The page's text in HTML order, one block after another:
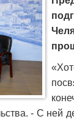
- С ней